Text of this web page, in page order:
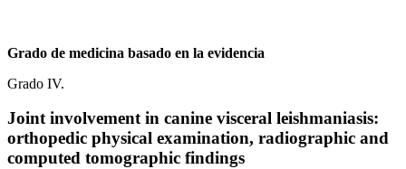
Grado de medicina basado en la evidencia
Grado IV.
Joint involvement in canine visceral leishmaniasis:
orthopedic physical examination, radiographic and
computed tomographic findings